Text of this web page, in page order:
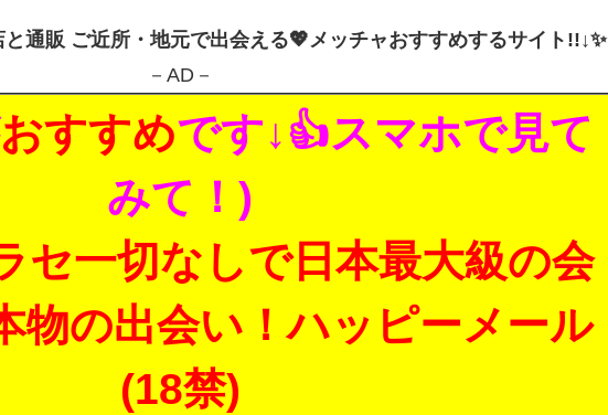
通販 ご近所・地元で出会える💖メッチャおすすめするサイト!!↓✨
－AD－
おすすめです↓👍スマホで見て
みて！)
セ一切なしで日本最大級の会
物の出会い！ハッピーメール
(18禁)